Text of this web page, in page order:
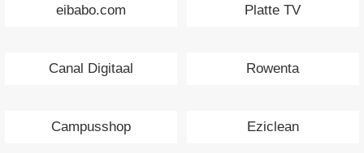
eibabo.com Platte TV
Canal Digitaal Rowenta
Campusshop Eziclean